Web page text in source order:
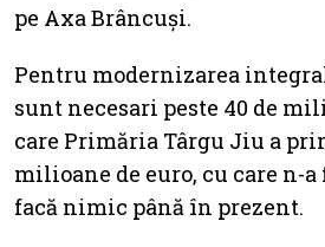
pe Axa Brâncuși.
Pentru modernizarea
sunt necesari peste 40 de
care Primăria Târgu Jiu a
milioane de euro, cu care n-a
facă nimic până în prezent.